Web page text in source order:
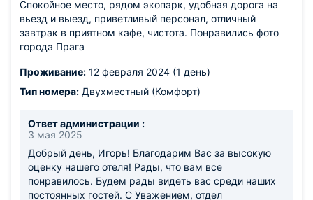
Спокойное место, рядом экопарк, удобная дорога на
вьезд и выезд, приветливый персонал, отличный
завтрак в приятном кафе, чистота. Понравились фото
города Прага
Проживание: 12 февраля 2024 (1 день)
Тип номера: Двухместный (Комфорт)
Ответ администрации :
3 мая 2025
Добрый день, Игорь! Благодарим Вас за высокую
оценку нашего отеля! Рады, что вам все
понравилось. Будем рады видеть вас среди наших
постоянных гостей. С Уважением, отдел